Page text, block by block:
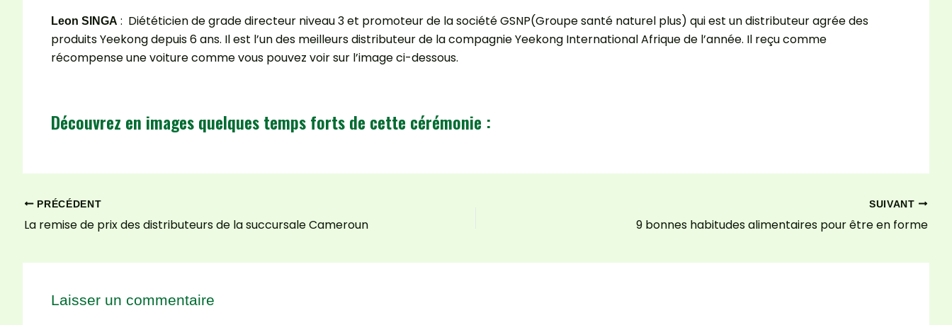
Leon SINGA : Diététicien de grade directeur niveau 3 et promoteur de la société GSNP(Groupe santé naturel plus) qui est un distributeur agrée des
produits Yeekong depuis 6 ans. Il est l’un des meilleurs distributeur de la compagnie Yeekong International Afrique de l’année. Il reçu comme
récompense une voiture comme vous pouvez voir sur l’image ci-dessous.
Découvrez en images quelques temps forts de cette cérémonie :
PRÉCÉDENT
La remise de prix des distributeurs de la succursale Cameroun
SUIVANT
9 bonnes habitudes alimentaires pour être en forme
Laisser un commentaire